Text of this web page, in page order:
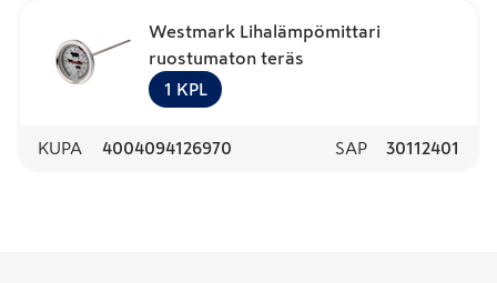
Westmark Lihalämpömittari
ruostumaton teräs
1 KPL
KUPA 4004094126970 SAP 30112401